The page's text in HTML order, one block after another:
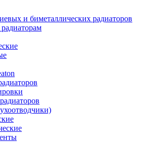
и биметаллических радиаторов